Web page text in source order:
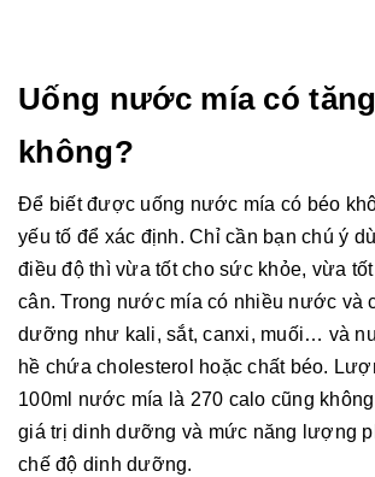
Uống nước mía có
không?
Để biết được uống nước mía có béo
yếu tố để xác định. Chỉ cần bạn chú ý
điều độ thì vừa tốt cho sức khỏe, vừa
cân. Trong nước mía có nhiều nước và
dưỡng như kali, sắt, canxi, muối… và
hề chứa cholesterol hoặc chất béo.
100ml nước mía là 270 calo cũng
giá trị dinh dưỡng và mức năng lượng
chế độ dinh dưỡng.